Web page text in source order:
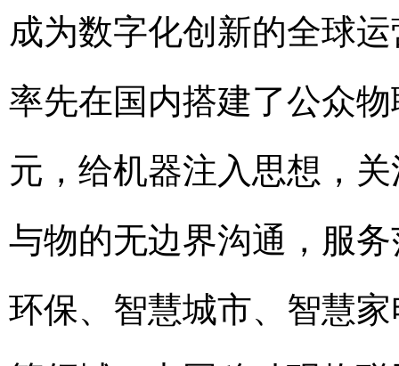
成为数字化创新的全球
率先在国内搭建了公众
元，给机器注入思想，
与物的无边界沟通，服
环保、智慧城市、智慧